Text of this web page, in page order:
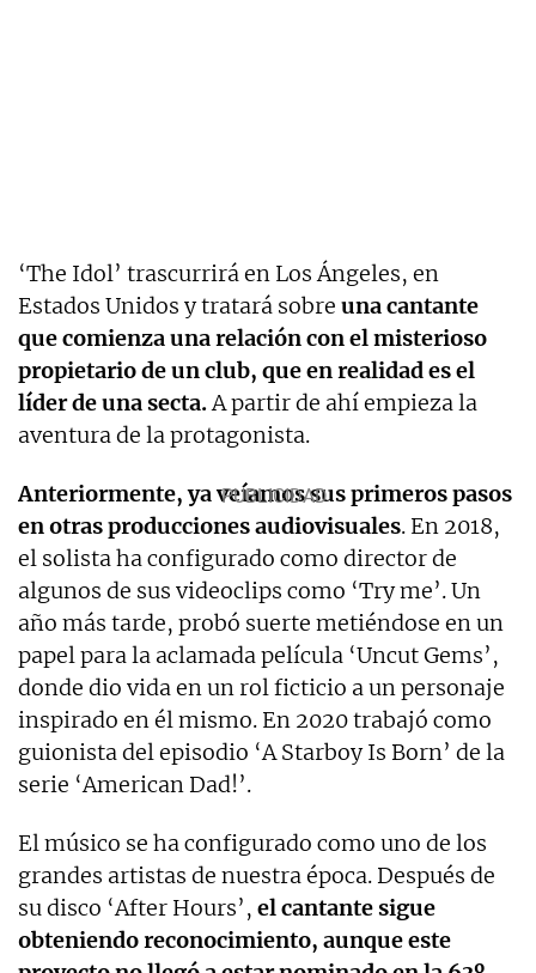
‘The Idol’ trascurrirá en Los Ángeles, en
Estados Unidos y tratará sobre una cantante
que comienza una relación con el misterioso
propietario de un club, que en realidad es el
líder de una secta.A partir de ahí empieza la
aventura de la protagonista.
Anteriormente, ya veíamos sus primeros pasos
en otras producciones audiovisuales. En 2018,
el solista ha configurado como director de
algunos de sus videoclips como ‘Try me’. Un
año más tarde, probó suerte metiéndose en un
papel para la aclamada película ‘Uncut Gems’,
donde dio vida en un rol ficticio a un personaje
inspirado en él mismo. En 2020 trabajó como
guionista del episodio ‘A Starboy Is Born’ de la
serie ‘American Dad!’.
El músico se ha configurado como uno de los
grandes artistas de nuestra época. Después de
su disco ‘After Hours’, el cantante sigue
obteniendo reconocimiento, aunque este